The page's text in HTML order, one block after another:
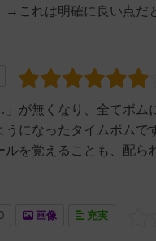
→これは明確に良い点だ
が無くなり、全てボム
になったタイムボム
ルを覚えることも、配ら
画像 充実